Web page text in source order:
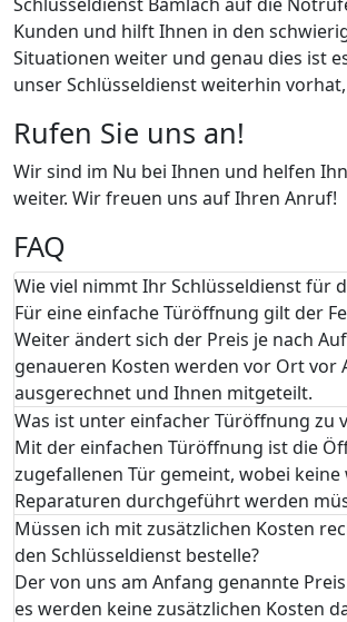
Kunden und hilft Ihnen in den
Situationen weiter und genau dies ist
unser Schlüsseldienst weiterhin
Rufen Sie uns an!
Wir sind im Nu bei Ihnen und helfen
weiter. Wir freuen uns auf Ihren Anruf!
FAQ
Wie viel nimmt Ihr Schlüsseldienst für
Für eine einfache Türöffnung gilt der
Weiter ändert sich der Preis je nach
genaueren Kosten werden vor Ort vor
ausgerechnet und Ihnen mitgeteilt.
Was ist unter einfacher Türöffnung zu
Mit der einfachen Türöffnung ist die
zugefallenen Tür gemeint, wobei keine
Reparaturen durchgeführt werden
Müssen ich mit zusätzlichen Kosten
den Schlüsseldienst bestelle?
Der von uns am Anfang genannte
es werden keine zusätzlichen Kosten